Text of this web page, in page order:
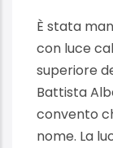
È stata
con luce
superiore
Battista
convento
nome. La